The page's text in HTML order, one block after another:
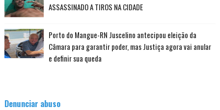
ASSASSINADO A TIROS NA CIDADE
Porto do Mangue-RN Juscelino antecipou eleição da
Câmara para garantir poder, mas Justiça agora vai anular
e definir sua queda
Denunciar abuso